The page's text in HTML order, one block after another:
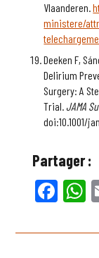
Vlaanderen.
ministere/
Deeken F,
Delirium
Surgery: A
Trial. JAMA
doi:10.1001/
Partager :